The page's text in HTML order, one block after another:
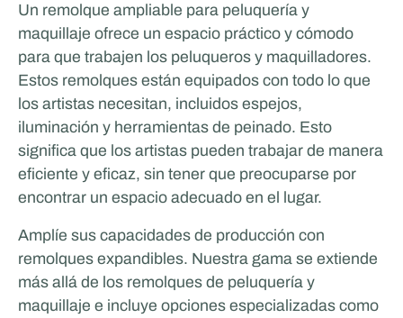
MasterXP
VENTAS Y PROMOCIÓN
Un remolque ampliable para peluquería y
maquillaje ofrece un espacio práctico y cómodo
para que trabajen los peluqueros y maquilladores.
Estos remolques están equipados con todo lo que
los artistas necesitan, incluidos espejos,
iluminación y herramientas de peinado. Esto
significa que los artistas pueden trabajar de manera
eficiente y eficaz, sin tener que preocuparse por
encontrar un espacio adecuado en el lugar.
Amplíe sus capacidades de producción con
remolques expandibles. Nuestra gama se extiende
más allá de los remolques de peluquería y
maquillaje e incluye opciones especializadas como